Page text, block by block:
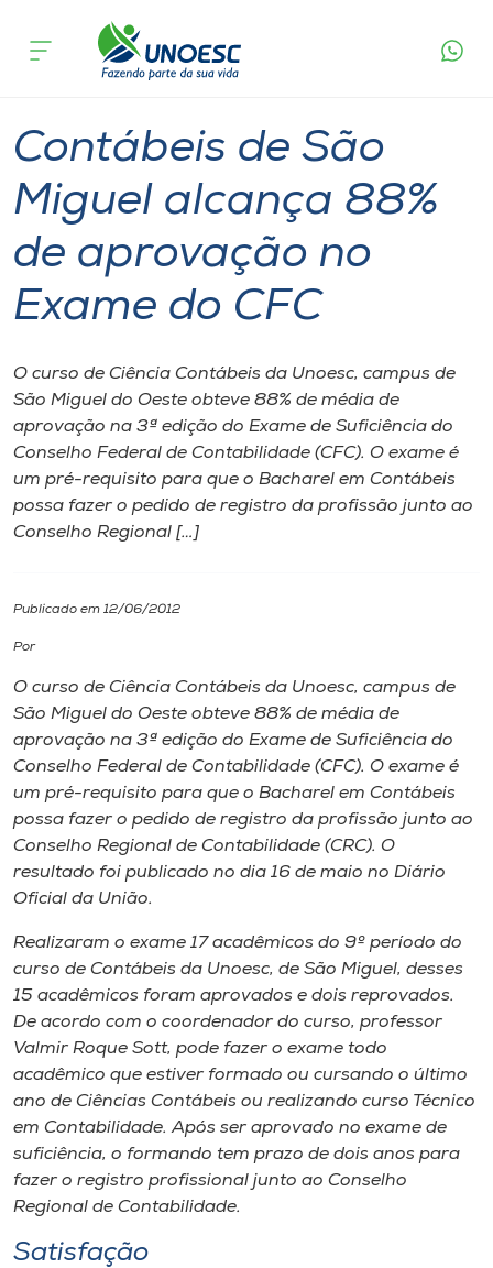
Cursos
Pesquisa
Atendimento ao Estudante
Portal de Ensino
A
Unoesc
Internacionalização
I.nova
Diplomados
CPA
Biblioteca
Editora
Rádio
Museu
Unoesc
Store
Selecione
o idioma
acontece
Contábeis de São
Miguel alcança 88%
de aprovação no
Exame do CFC
O curso de Ciência Contábeis da Unoesc, campus de
São Miguel do Oeste obteve 88% de média de
aprovação na 3ª edição do Exame de Suficiência do
Conselho Federal de Contabilidade (CFC). O exame é
um pré-requisito para que o Bacharel em Contábeis
possa fazer o pedido de registro da profissão junto ao
Conselho Regional […]
Publicado em 12/06/2012
Por
O curso de Ciência Contábeis da Unoesc, campus de
São Miguel do Oeste obteve 88% de média de
aprovação na 3ª edição do Exame de Suficiência do
Conselho Federal de Contabilidade (CFC). O exame é
um pré-requisito para que o Bacharel em Contábeis
possa fazer o pedido de registro da profissão junto ao
Conselho Regional de Contabilidade (CRC). O
resultado foi publicado no dia 16 de maio no Diário
Oficial da União.
Realizaram o exame 17 acadêmicos do 9º período do
curso de Contábeis da Unoesc, de São Miguel, desses
15 acadêmicos foram aprovados e dois reprovados.
De acordo com o coordenador do curso, professor
Valmir Roque Sott, pode fazer o exame todo
acadêmico que estiver formado ou cursando o último
ano de Ciências Contábeis ou realizando curso Técnico
em Contabilidade. Após ser aprovado no exame de
suficiência, o formando tem prazo de dois anos para
fazer o registro profissional junto ao Conselho
Regional de Contabilidade.
Satisfação